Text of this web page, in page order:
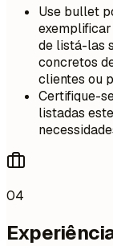
Use bullet
de listá-las
concretos
clientes ou
Certifique-
listadas
04